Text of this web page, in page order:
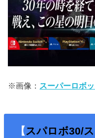
※画像： スーパーロボ
【 スパロボ30/